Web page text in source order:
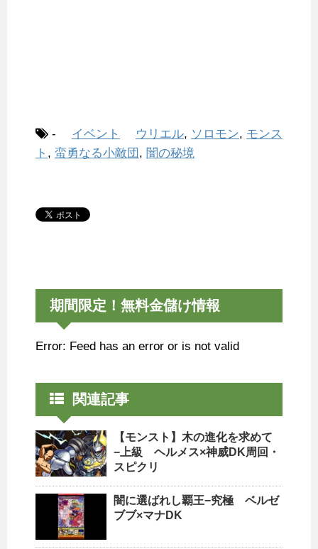
- イベント ウリエル, ソロモン, モンス
ト , 蛮勇なる小敵団 , 闇の秘境
期間限定！無料金儲け情報
Error: Feed has an error or is not valid
関連記事
【モンスト】木の進化を求めて
−上級 ヘルメス×神威DK周回・
スピクリ
闇に選ばれし覇王−究極 ベルゼ
ブブ×マナDK